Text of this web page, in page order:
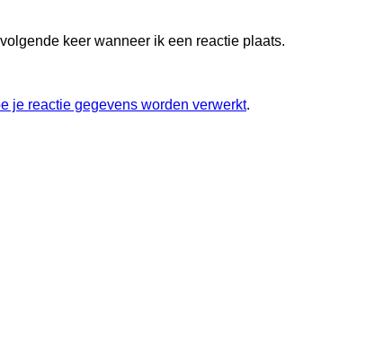
keer wanneer ik een reactie plaats.
je reactie gegevens worden verwerkt.